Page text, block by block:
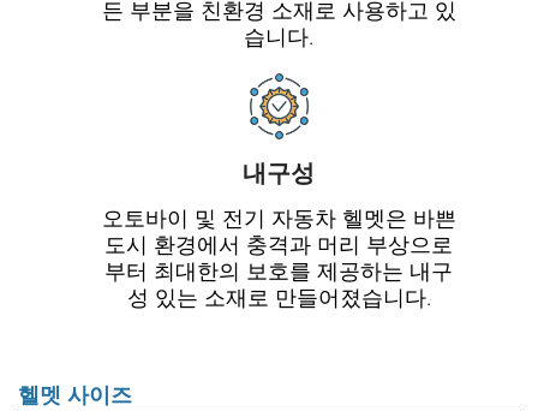
든 부분을 친환경 소재로 사용하고 있
습니다.
내구성
오토바이 및 전기 자동차 헬멧은 바쁜
도시 환경에서 충격과 머리 부상으로
부터 최대한의 보호를 제공하는 내구
성 있는 소재로 만들어졌습니다.
헬멧 사이즈